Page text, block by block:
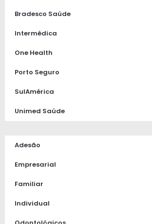
Bradesco Saúde
Intermédica
One Health
Porto Seguro
SulAmérica
Unimed Saúde
Adesão
Empresarial
Familiar
Individual